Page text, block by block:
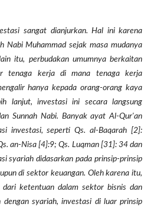
sangat dianjurkan. Hal ini karena
Nabi Muhammad sejak masa mudanya
itu, perbudakan umumnya berkaitan
tenaga kerja di mana tenaga kerja
hanya kepada orang-orang kaya
lanjut, investasi ini secara langsung
Sunnah Nabi. Banyak ayat Al-Qur'an
investasi, seperti Qs. al-Baqarah [2]:
an-Nisa [4]:9; Qs. Luqman [31]: 34 dan
syariah didasarkan pada prinsip-prinsip
di sektor keuangan. Oleh karena itu,
ketentuan dalam sektor bisnis dan
syariah, investasi di luar prinsip